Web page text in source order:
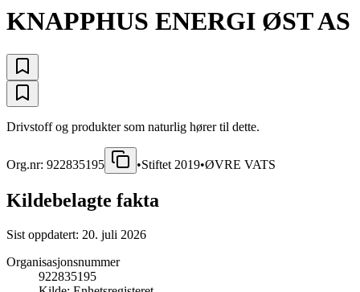
KNAPPHUS ENERGI ØST AS
Drivstoff og produkter som naturlig hører til dette.
Org.nr: 922835195 •Stiftet 2019•ØVRE VATS
Kildebelagte fakta
Sist oppdatert: 20. juli 2026
Organisasjonsnummer
922835195